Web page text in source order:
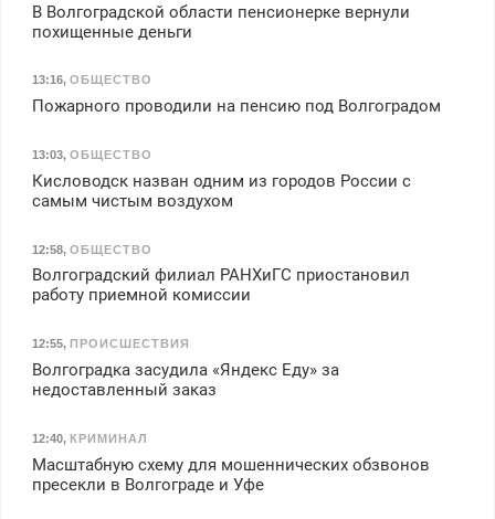
В Волгоградской области пенсионерке вернули
похищенные деньги
13:16, ОБЩЕСТВО
Пожарного проводили на пенсию под Волгоградом
13:03, ОБЩЕСТВО
Кисловодск назван одним из городов России с
самым чистым воздухом
12:58, ОБЩЕСТВО
Волгоградский филиал РАНХиГС приостановил
работу приемной комиссии
12:55, ПРОИСШЕСТВИЯ
Волгоградка засудила «Яндекс Еду» за
недоставленный заказ
12:40, КРИМИНАЛ
Масштабную схему для мошеннических обзвонов
пресекли в Волгограде и Уфе